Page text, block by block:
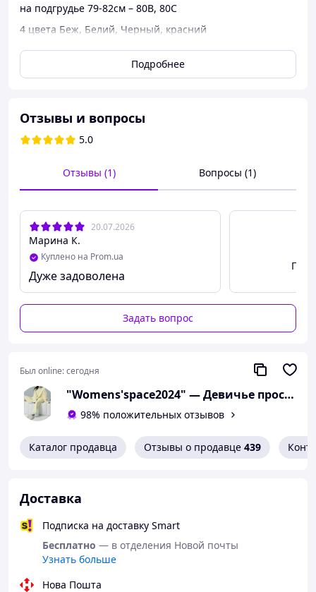
на подгрудье 79-82см – 80B, 80С
4 цвета Беж, Белий, Черный, красний
Удобный бюстгалтер, чашки из пуш-ап, большой пуш-
ап, не жмет, застежка позади 2 крючка на 3 положения,
бретели регулируются и снимаются
Подробнее
Отзывы и вопросы
5.0
Отзывы (1) Вопросы (1)
20.07.2026
Марина К.
Куплено на Prom.ua
Дуже задоволена
Задать вопрос
Был online:сегодня
"Womens'space2024" — Девичье пространство: одежда и товары для дома
98% положительных отзывов
Каталог продавца Отзывы о продавце 439
Доставка
Подписка на доставку Smart
Бесплатно — в отделения Новой почты
Узнать больше
Нова Пошта